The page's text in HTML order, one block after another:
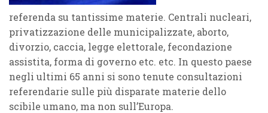
referenda su tantissime materie. Centrali nucleari,
privatizzazione delle municipalizzate, aborto,
divorzio, caccia, legge elettorale, fecondazione
assistita, forma di governo etc. etc. In questo paese
negli ultimi 65 anni si sono tenute consultazioni
referendarie sulle più disparate materie dello
scibile umano, ma non sull’Europa.